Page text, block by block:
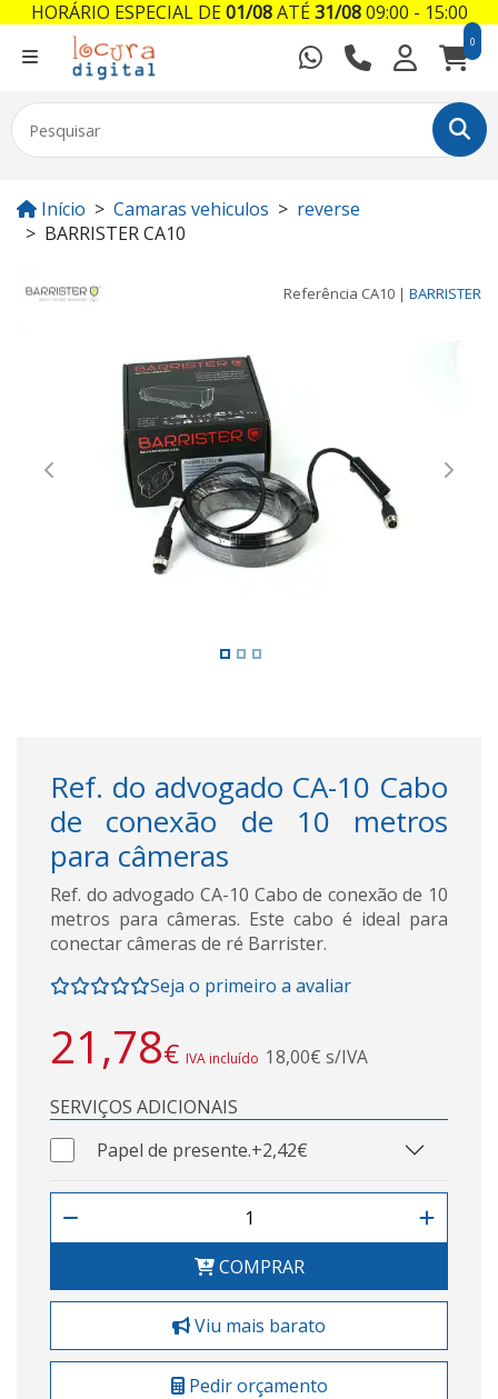
0
Início Camaras vehiculos
reverse
BARRISTER CA10
Referência CA10 | BARRISTER
Previous Next
Ref. do advogado CA-10 Cabo
de conexão de 10 metros
para câmeras
Ref. do advogado CA-10 Cabo de conexão de 10
metros para câmeras. Este cabo é ideal para
conectar câmeras de ré Barrister.
Seja o primeiro a avaliar
21,78€ IVA incluído 18,00€ s/IVA
SERVIÇOS ADICIONAIS
Papel de presente.+2,42€
COMPRAR
Viu mais barato
Pedir orçamento
HORÁRIO ESPECIAL DE01/08ATÉ31/0809:00 - 15:00